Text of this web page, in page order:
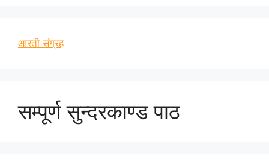
आरती संग्रह
सम्पूर्ण सुन्दरकाण्ड पाठ